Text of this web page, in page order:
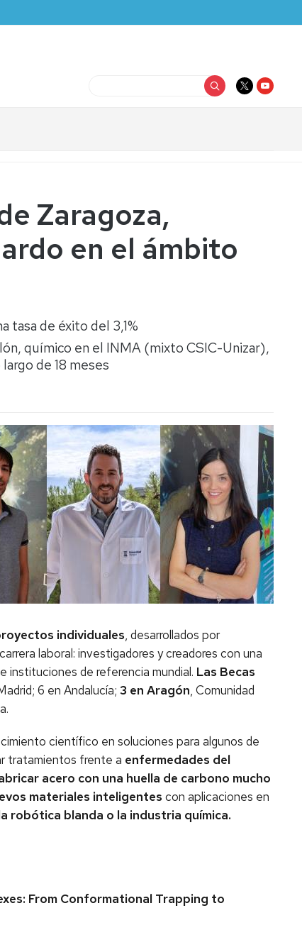
Zaragoza,
en el ámbito
tasa de éxito del 3,1%
químico en el INMA (mixto CSIC-Unizar),
de 18 meses
individuales, desarrollados por
laboral: investigadores y creadores con una
instituciones de referencia mundial. Las Becas
6 en Andalucía; 3 en Aragón, Comunidad
científico en soluciones para algunos de
tratamientos frente a enfermedades del
acero con una huella de carbono mucho
materiales inteligentes con aplicaciones en
robótica blanda o la industria química.
From Conformational Trapping to